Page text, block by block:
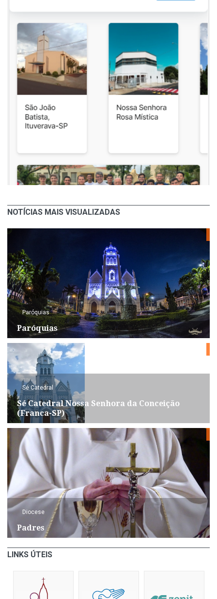
NOTÍCIAS MAIS VISUALIZADAS
Paróquias
Paróquias
Sé Catedral
Sé Catedral Nossa Senhora da Conceição
(Franca-SP)
Diocese
Padres
LINKS ÚTEIS